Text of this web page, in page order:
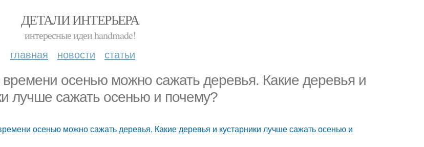
ДЕТАЛИ ИНТЕРЬЕРА
интересные идеи handmade!
главная новости статьи
времени осенью можно сажать деревья. Какие деревья и
лучше сажать осенью и почему?
осенью можно сажать деревья. Какие деревья и кустарники лучше сажать осенью и